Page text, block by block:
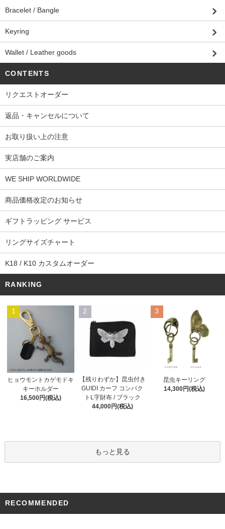
Bracelet / Bangle
Keyring
Wallet / Leather goods
CONTENTS
リクエストオーダー
返品・キャンセルについて
お取り扱い上の注意
実店舗のご案内
WE SHIP WORLDWIDE
商品価格改定のお知らせ
ギフトラッピング サービス
リングサイズチャート
K18 / K10 カスタムオーダー
RANKING
1
ヒョウモントカゲモドキ
キーホルダー
16,500円(税込)
2
【残りわずか】昆虫付き
GUIDI カーフ コンパク
トL字財布 / ブラック
44,000円(税込)
3
昆虫キーリング
14,300円(税込)
もっと見る
RECOMMENDED